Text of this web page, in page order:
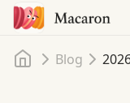
InícioBlog